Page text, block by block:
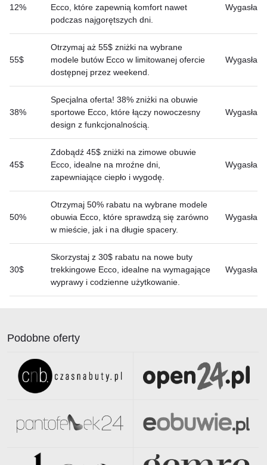
12%
Ecco, które zapewnią komfort nawet
podczas najgorętszych dni.
Wygasła
55$
Otrzymaj aż 55$ zniżki na wybrane
modele butów Ecco w limitowanej ofercie
dostępnej przez weekend.
Wygasła
38%
Specjalna oferta! 38% zniżki na obuwie
sportowe Ecco, które łączy nowoczesny
design z funkcjonalnością.
Wygasła
45$
Zdobądź 45$ zniżki na zimowe obuwie
Ecco, idealne na mroźne dni,
zapewniające ciepło i wygodę.
Wygasła
50%
Otrzymaj 50% rabatu na wybrane modele
obuwia Ecco, które sprawdzą się zarówno
w mieście, jak i na długie spacery.
Wygasła
30$
Skorzystaj z 30$ rabatu na nowe buty
trekkingowe Ecco, idealne na wymagające
wyprawy i codzienne użytkowanie.
Wygasła
Podobne oferty